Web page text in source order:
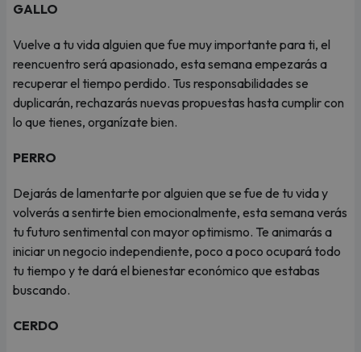
GALLO
Vuelve a tu vida alguien que fue muy importante para ti, el
reencuentro será apasionado, esta semana empezarás a
recuperar el tiempo perdido. Tus responsabilidades se
duplicarán, rechazarás nuevas propuestas hasta cumplir con
lo que tienes, organízate bien.
PERRO
Dejarás de lamentarte por alguien que se fue de tu vida y
volverás a sentirte bien emocionalmente, esta semana verás
tu futuro sentimental con mayor optimismo. Te animarás a
iniciar un negocio independiente, poco a poco ocupará todo
tu tiempo y te dará el bienestar económico que estabas
buscando.
CERDO